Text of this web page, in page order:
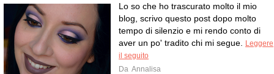
Lo so che ho trascurato molto il mio
blog, scrivo questo post dopo molto
tempo di silenzio e mi rendo conto di
aver un po' tradito chi mi segue.
Leggere
il seguito
Da Annalisa